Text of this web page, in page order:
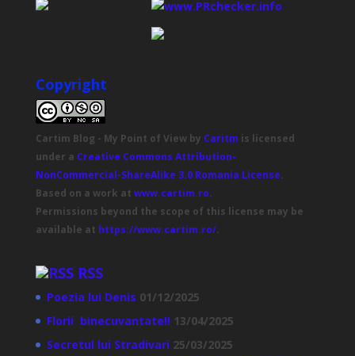
Copyright
Cartim Blog - My Point of Viewby Caritm is licensed
under a Creative Commons Attribution-
NonCommercial-ShareAlike 3.0 Romania License.
Based on a work at www.cartim.ro.
Permissions beyond the scope of this license may be
available at https://www.cartim.ro/.
RSS
Poezia lui Denis 01/12/2025
Florii binecuvantate!! 13/04/2025
Secretul lui Stradivari 25/03/2025